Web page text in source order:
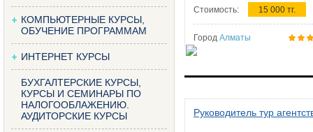
КОМПЬЮТЕРНЫЕ КУРСЫ,
ОБУЧЕНИЕ ПРОГРАММАМ
ИНТЕРНЕТ КУРСЫ
БУХГАЛТЕРСКИЕ КУРСЫ,
КУРСЫ И СЕМИНАРЫ ПО
НАЛОГООБЛАЖЕНИЮ.
АУДИТОРСКИЕ КУРСЫ
Стоимость: 15 000 тг.
Город Алматы
Руководитель тур